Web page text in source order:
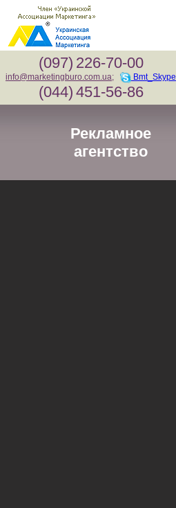
(097) 226-70-00
info@marketingburo.com.ua; Bmt_Skype
(044) 451-56-86
Рекламное
агентство